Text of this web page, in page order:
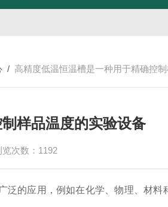
/ 高精度低温恒温槽是一种用于精确控制样品
样品温度的实验设备
览次数：1192
泛的应用，例如在化学、物理、材料